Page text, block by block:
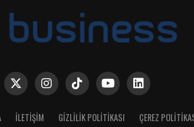
İLETIŞIM GIZLILIK POLITIKASI ÇEREZ